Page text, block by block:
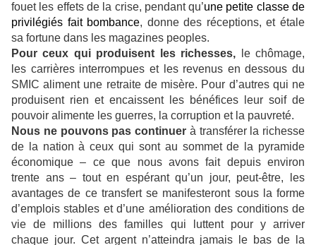
fouet les effets de la crise, pendant qu’une petite classe de
privilégiés fait bombance, donne des réceptions, et étale
sa fortune dans les magazines peoples.
Pour ceux qui produisent les richesses, le chômage,
les carrières interrompues et les revenus en dessous du
SMIC aliment une retraite de misère. Pour d’autres qui ne
produisent rien et encaissent les bénéfices leur soif de
pouvoir alimente les guerres, la corruption et la pauvreté.
Nous ne pouvons pas continuer à transférer la richesse
de la nation à ceux qui sont au sommet de la pyramide
économique – ce que nous avons fait depuis environ
trente ans – tout en espérant qu’un jour, peut-être, les
avantages de ce transfert se manifesteront sous la forme
d’emplois stables et d’une amélioration des conditions de
vie de millions des familles qui luttent pour y arriver
chaque jour. Cet argent n’atteindra jamais le bas de la